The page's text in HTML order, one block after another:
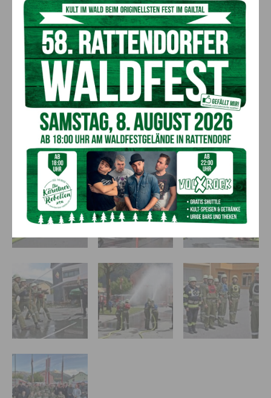
(c) BFKdo Hermagor – BI Florian Jost
Bildergalerie